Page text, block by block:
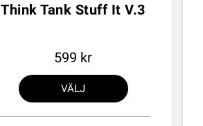
Think Tank Stuff It V.3
599
VÄLJ